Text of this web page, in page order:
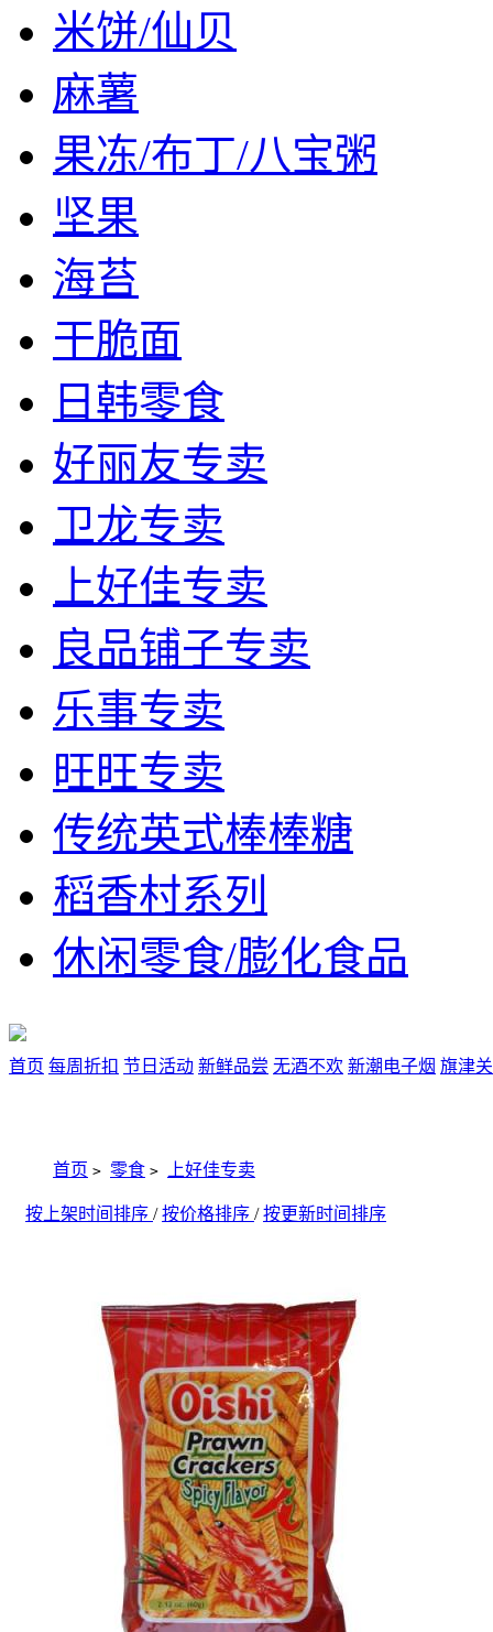
米饼/仙贝
麻薯
果冻/布丁/八宝粥
坚果
海苔
干脆面
日韩零食
好丽友专卖
卫龙专卖
上好佳专卖
良品铺子专卖
乐事专卖
旺旺专卖
传统英式棒棒糖
稻香村系列
休闲零食/膨化食品
首页 每周折扣 节日活动 新鲜品尝 无酒不欢 新潮电子烟 旗津
首页 > 零食 > 上好佳专卖
按上架时间排序 / 按价格排序 / 按更新时间排序